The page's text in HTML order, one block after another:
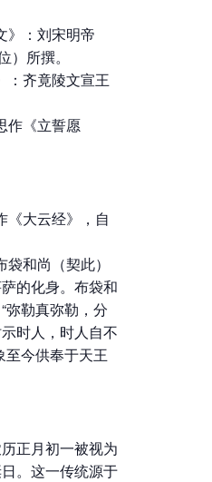
》：刘宋明帝
）所撰。
：齐竟陵文宣王
作《立誓愿
《大云经》，自
和尚（契此）
的化身。布袋和
弥勒真弥勒，分
时人，时人自不
至今供奉于天王
正月初一被视为
。这一传统源于